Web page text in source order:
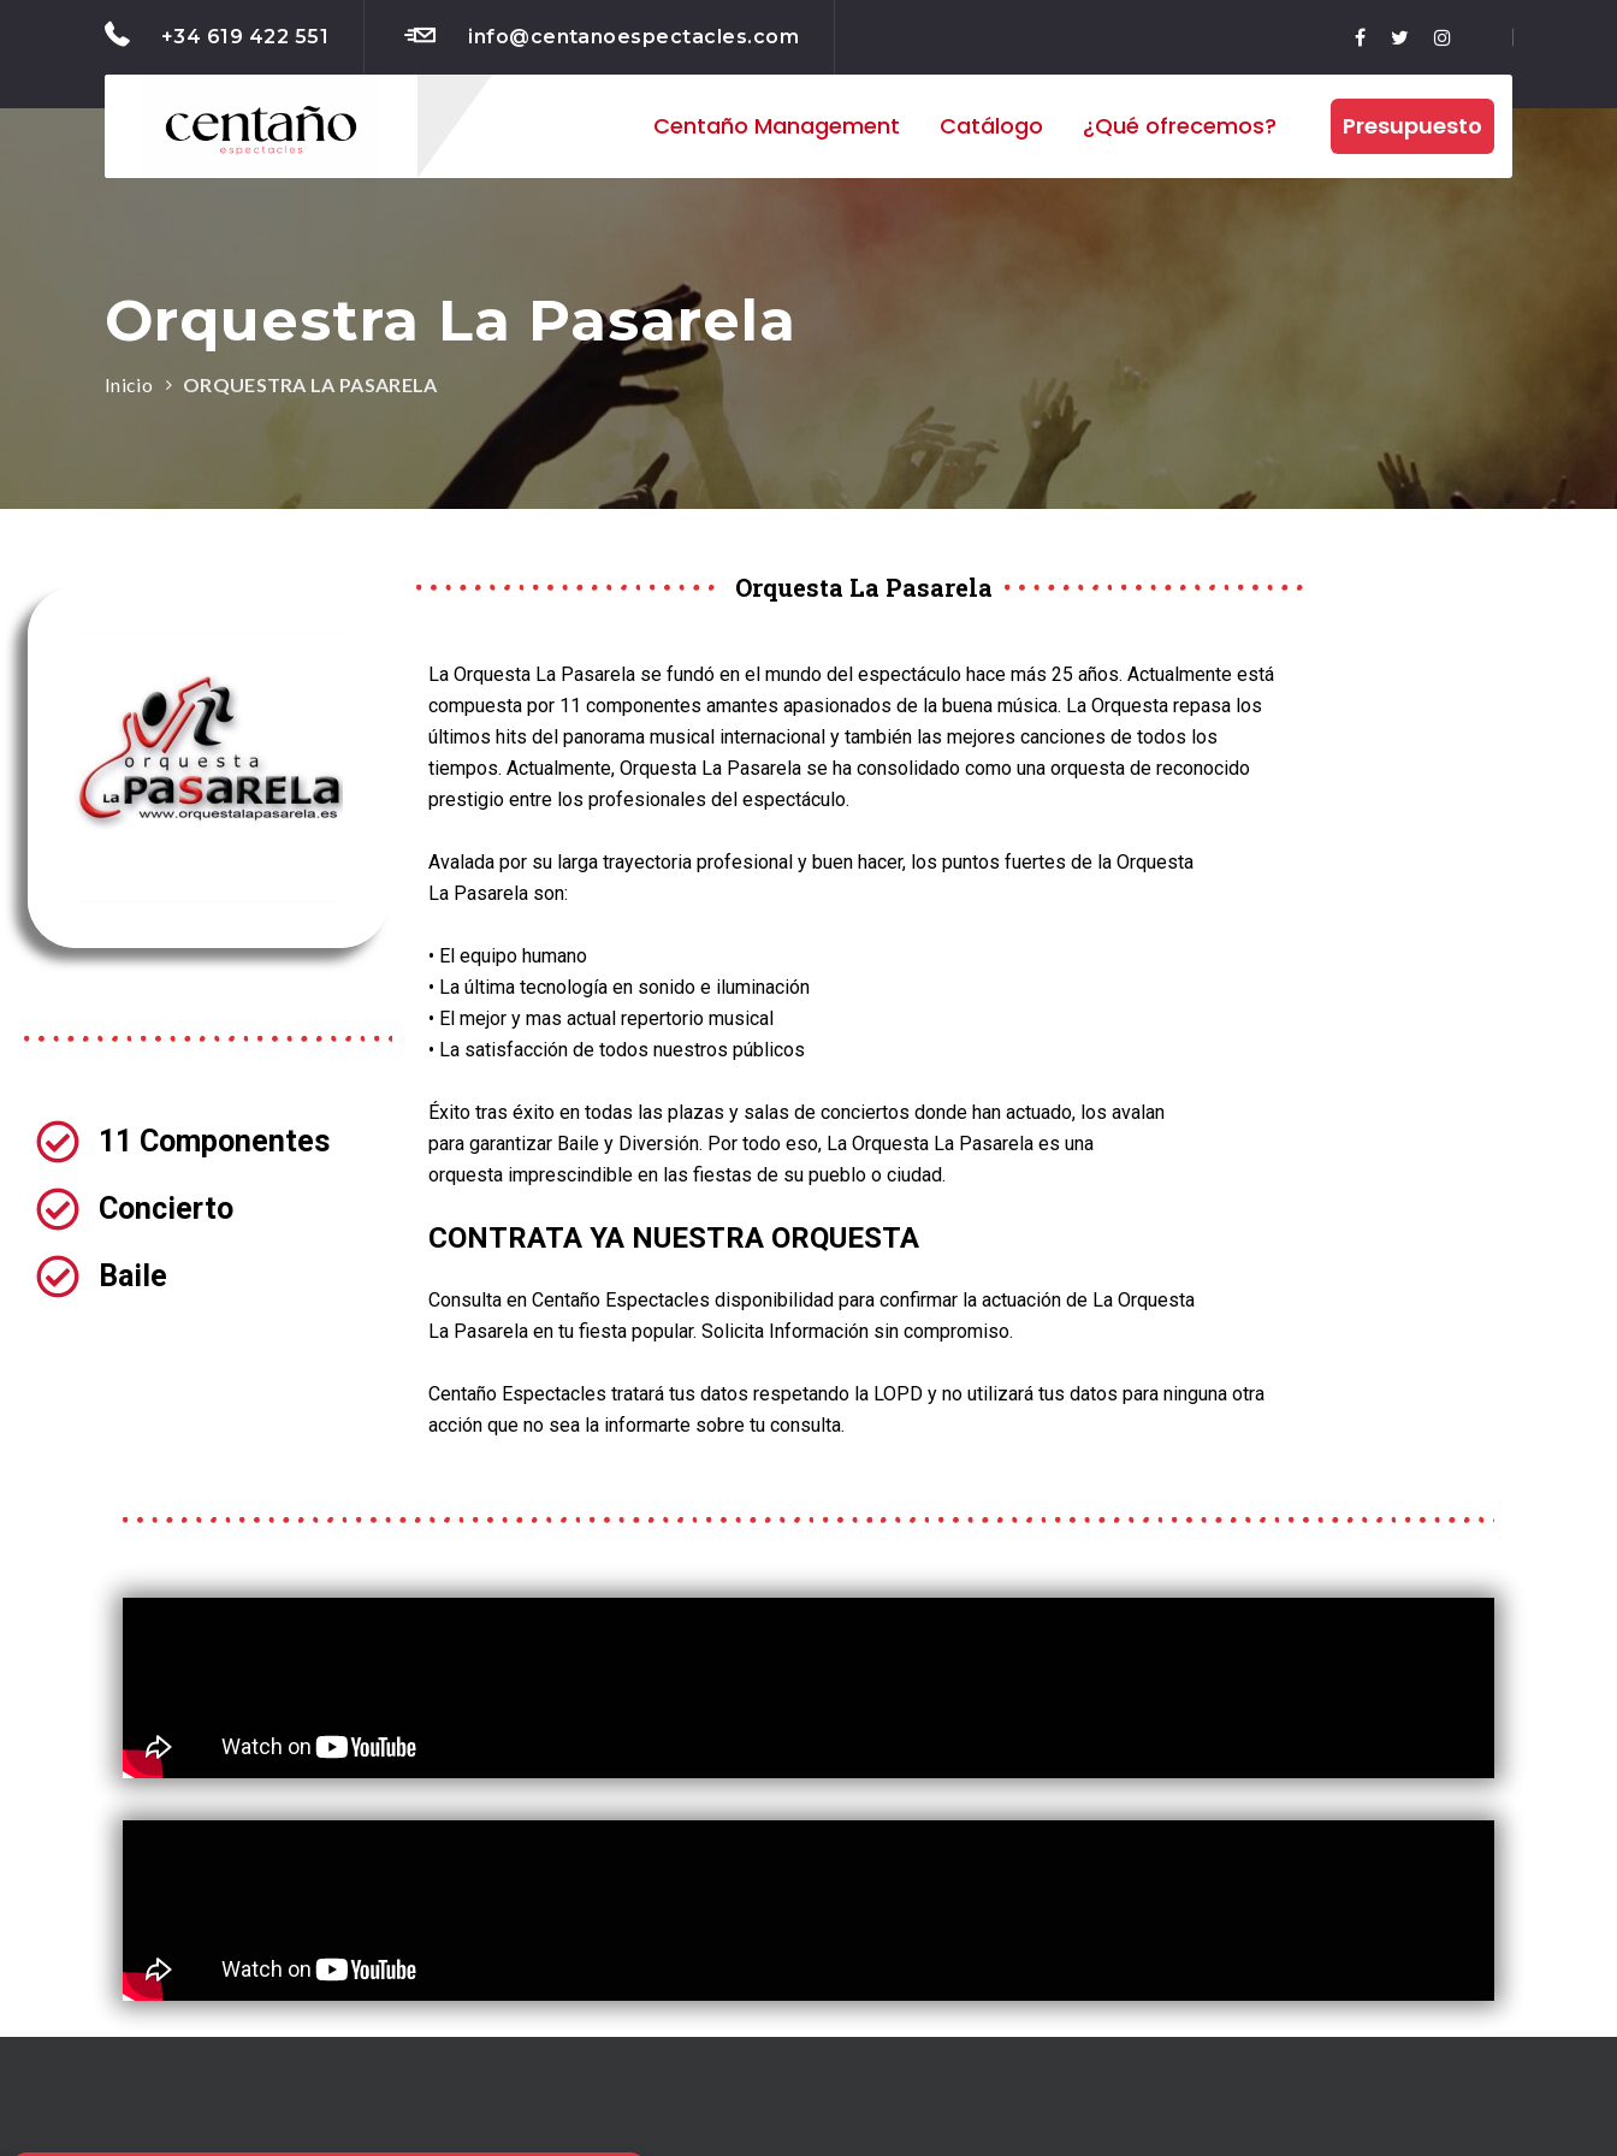
+34 619 422 551 info@centanoespectacles.com
Centaño Management Catálogo ¿Qué ofrecemos? Presupuesto
Orquestra La Pasarela
Inicio ORQUESTRA LA PASARELA
11 Componentes
Concierto
Baile
Orquesta La Pasarela
La Orquesta La Pasarela se fundó en el mundo del espectáculo hace más 25 años. Actualmente está
compuesta por 11 componentes amantes apasionados de la buena música. La Orquesta repasa los
últimos hits del panorama musical internacional y también las mejores canciones de todos los
tiempos. Actualmente, Orquesta La Pasarela se ha consolidado como una orquesta de reconocido
prestigio entre los profesionales del espectáculo.
Avalada por su larga trayectoria profesional y buen hacer, los puntos fuertes de la Orquesta
La Pasarela son:
• El equipo humano
• La última tecnología en sonido e iluminación
• El mejor y mas actual repertorio musical
• La satisfacción de todos nuestros públicos
Éxito tras éxito en todas las plazas y salas de conciertos donde han actuado, los avalan
para garantizar Baile y Diversión. Por todo eso, La Orquesta La Pasarela es una
orquesta imprescindible en las fiestas de su pueblo o ciudad.
CONTRATA YA NUESTRA ORQUESTA
Consulta en CentañoEspectacles disponibilidad para confirmar la actuación de La Orquesta
La Pasarela en tu fiesta popular. Solicita Información sin compromiso.
CentañoEspectacles tratará tus datos respetando la LOPD y no utilizará tus datos para ninguna otra
acción que no sea la informarte sobre tu consulta.